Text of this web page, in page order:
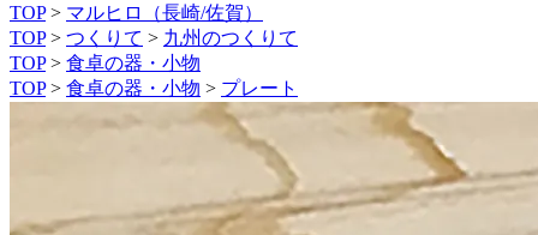
TOP> マルヒロ（長崎/佐賀）
TOP > つくりて > 九州のつくりて
TOP > 食卓の器・小物
TOP > 食卓の器・小物 > プレート